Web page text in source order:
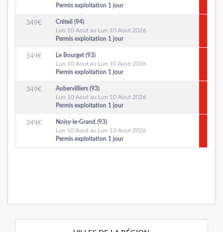
Permis exploitation 1 jour
349€
Créteil (94)
Lun 10 Aout au Lun 10 Aout 2026
Permis exploitation 1 jour
349€
Le Bourget (93)
Lun 10 Aout au Lun 10 Aout 2026
Permis exploitation 1 jour
349€
Aubervilliers (93)
Lun 10 Aout au Lun 10 Aout 2026
Permis exploitation 1 jour
349€
Noisy-le-Grand (93)
Lun 10 Aout au Lun 10 Aout 2026
Permis exploitation 1 jour